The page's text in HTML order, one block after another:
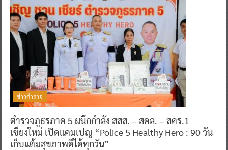
ข่าวตำรวจ
ตำรวจภูธรภาค 5 ผนึกกำลัง สสส. – สคล. – สคร.1
เชียงใหม่ เปิดแคมเปญ “Police 5 Healthy Hero : 90 วัน
เก็บแต้มสุขภาพดีได้ทุกวัน”